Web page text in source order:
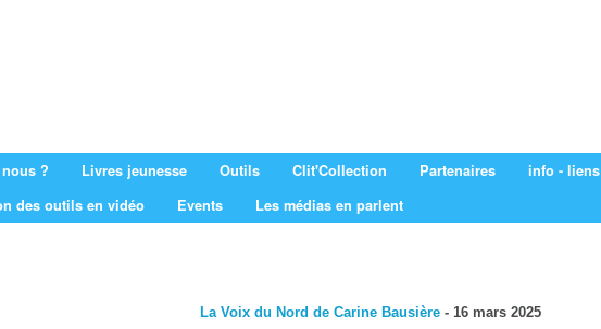
? Livres jeunesse Outils Clit'Collection Partenaires info - liens
des outils en vidéo Events Les médias en parlent
La Voix du Nord de Carine Bausière - 16 mars 2025